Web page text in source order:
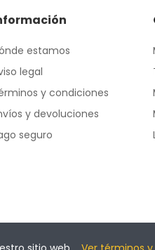
estamos
legal
y condiciones
y devoluciones
seguro